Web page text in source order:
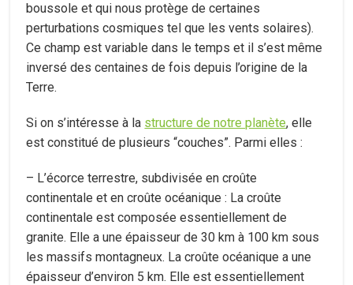
boussole et qui nous protège de certaines
perturbations cosmiques tel que les vents solaires).
Ce champ est variable dans le temps et il s’est même
inversé des centaines de fois depuis l’origine de la
Terre.
Si on s’intéresse à la structure de notre planète, elle
est constitué de plusieurs “couches”. Parmi elles :
– L’écorce terrestre, subdivisée en croûte
continentale et en croûte océanique : La croûte
continentale est composée essentiellement de
granite. Elle a une épaisseur de 30 km à 100 km sous
les massifs montagneux. La croûte océanique a une
épaisseur d’environ 5 km. Elle est essentiellement